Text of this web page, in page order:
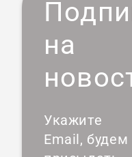
на
Укажите
Email, будем